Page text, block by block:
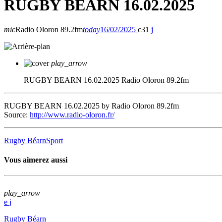
RUGBY BEARN 16.02.2025
micRadio Oloron 89.2fmtoday16/02/2025 31
play_arrow
RUGBY BEARN 16.02.2025 Radio Oloron 89.2fm
RUGBY BEARN 16.02.2025 by Radio Oloron 89.2fm
Source: http://www.radio-oloron.fr/
Rugby BéarnSport
Vous aimerez aussi
play_arrow
Rugby Béarn